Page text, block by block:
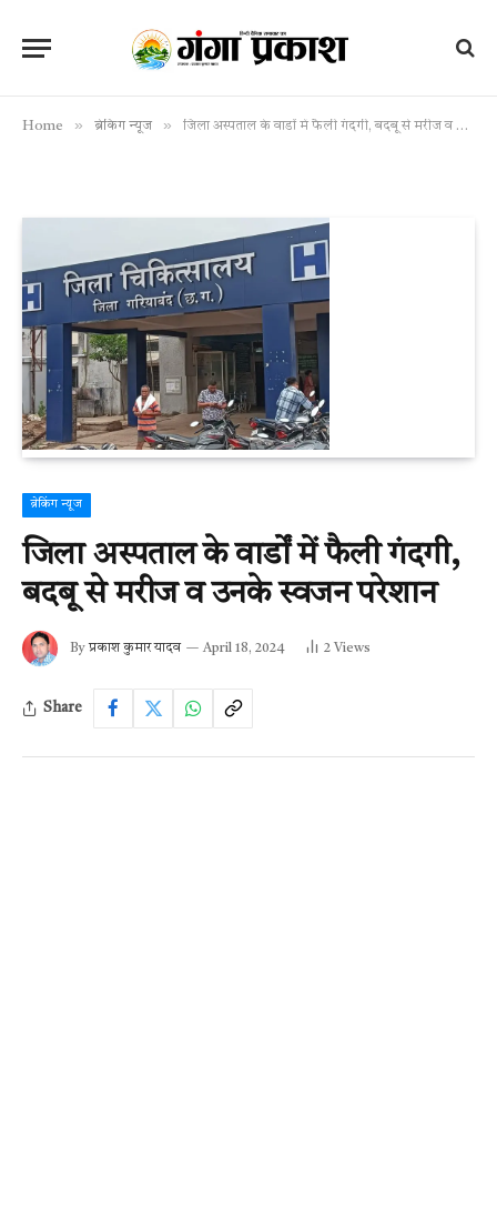
Home » ब्रेकिंग न्यूज » जिला अस्पताल के वार्डों में फैली गंदगी, बदबू से मरीज व उनके स्वजन परेशान
ब्रेकिंग न्यूज
जिला अस्पताल के वार्डों में फैली गंदगी,
बदबू से मरीज व उनके स्वजन परेशान
By प्रकाश कुमार यादव April 18, 2024 2 Views
Share